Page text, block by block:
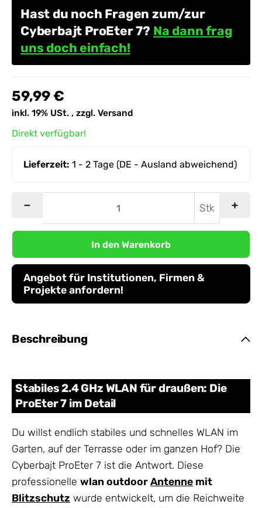
Hast du noch Fragen zum/zur
Cyberbajt ProEter 7? Na dann frag
uns doch einfach!
59,99 €
inkl. 19% USt. , zzgl. Versand
Direkt verfügbar!
Lieferzeit:1 - 2 Tage (DE - Ausland abweichend)
Stk
In den Warenkorb
Angebot für Institutionen, Firmen &
Projekte anfordern!
Beschreibung
Stabiles 2.4 GHz WLAN für draußen: Die
ProEter 7 im Detail
Du willst endlich stabiles und schnelles WLAN im
Garten, auf der Terrasse oder im ganzen Hof? Die
Cyberbajt ProEter 7 ist die Antwort. Diese
professionelle wlan outdoor Antenne mit
Blitzschutz wurde entwickelt, um die Reichweite